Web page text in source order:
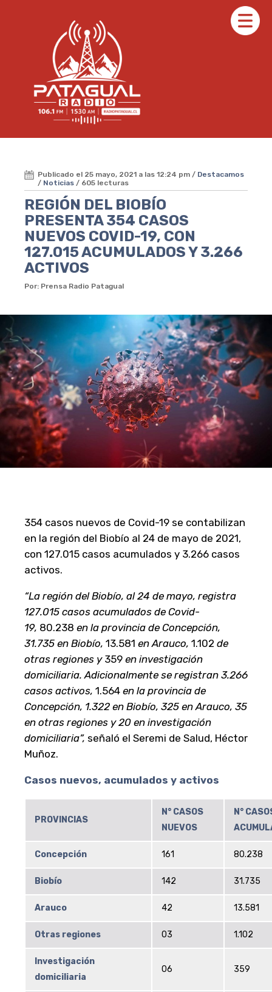
Publicado el 25 mayo, 2021 a las 12:24 pm / Destacamos
/ Noticias / 605 lecturas
REGIÓN DEL BIOBÍO
PRESENTA 354 CASOS
NUEVOS COVID-19, CON
127.015 ACUMULADOS Y 3.266
ACTIVOS
Por: Prensa Radio Patagual
354 casos nuevos de Covid-19 se contabilizan
en la región del Biobío al 24 de mayo de 2021,
con 127.015 casos acumulados y 3.266 casos
activos.
“La región del Biobío, al 24 de mayo, registra
127.015 casos acumulados de Covid-
19, 80.238 en la provincia de Concepción,
31.735 en Biobío, 13.581 en Arauco, 1.102 de
otras regiones y 359 en investigación
domiciliaria. Adicionalmente se registran 3.266
casos activos, 1.564 en la provincia de
Concepción, 1.322 en Biobío, 325 en Arauco, 35
en otras regiones y 20 en investigación
domiciliaria”, señaló el Seremi de Salud, Héctor
Muñoz.
Casos nuevos, acumulados y activos
PROVINCIAS
N° CASOS
NUEVOS
N°
Concepción 161 80.238
Biobío 142 31.735
Arauco 42 13.581
Otras regiones 03 1.102
Investigación
domiciliaria
06 359